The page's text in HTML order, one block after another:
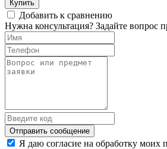
Купить
Добавить к сравнению
Нужна консультация? Задайте вопрос
Отправить сообщение
Я даю согласие на обработку моих